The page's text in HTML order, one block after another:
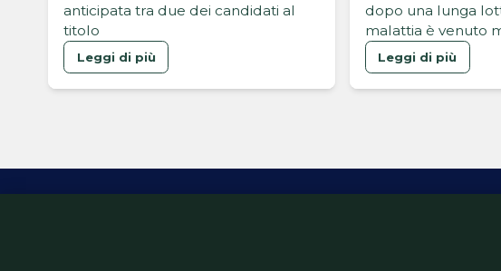
anticipata tra due dei candidati al
titolo
Leggi di più
dopo una lunga
malattia è venuto
serata di ieri
Leggi di più